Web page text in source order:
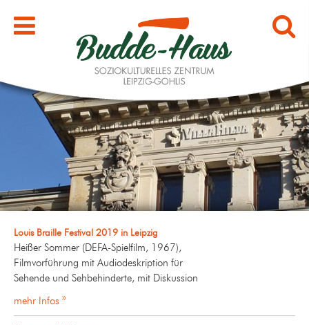
Louis Braille Festival 2019 in Leipzig
Heißer Sommer (DEFA-Spielfilm, 1967),
Filmvorführung mit Audiodeskription für
Sehende und Sehbehinderte, mit Diskussion
mehr Infos »